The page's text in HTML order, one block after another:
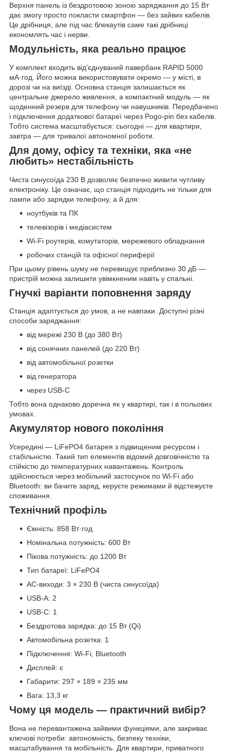
Верхня панель із бездротовою зоною заряджання до 15 Вт
дає змогу просто покласти смартфон — без зайвих кабелів.
Це дрібниця, але під час блекаутів саме такі дрібниці
економлять час і нерви.
Модульність, яка реально працює
У комплект входить від’єднуваний павербанк RAPID 5000
мА·год. Його можна використовувати окремо — у місті, в
дорозі чи на виїзді. Основна станція залишається як
центральне джерело живлення, а компактний модуль — як
щоденний резерв для телефону чи навушників. Передбачено
і підключення додаткової батареї через Pogo-pin без кабелів.
Тобто система масштабується: сьогодні — для квартири,
завтра — для тривалої автономної роботи.
Для дому, офісу та техніки, яка «не
любить» нестабільність
Чиста синусоїда 230 В дозволяє безпечно живити чутливу
електроніку. Це означає, що станція підходить не тільки для
лампи або зарядки телефону, а й для:
ноутбуків та ПК
телевізорів і медіасистем
Wi-Fi роутерів, комутаторів, мережевого обладнання
робочих станцій та офісної периферії
При цьому рівень шуму не перевищує приблизно 30 дБ —
пристрій можна залишити увімкненим навіть у спальні.
Гнучкі варіанти поповнення заряду
Станція адаптується до умов, а не навпаки. Доступні різні
способи заряджання:
від мережі 230 В (до 380 Вт)
від сонячних панелей (до 220 Вт)
від автомобільної розетки
від генератора
через USB-C
Тобто вона однаково доречна як у квартирі, так і в польових
умовах.
Акумулятор нового покоління
Усередині — LiFePO4 батарея з підвищеним ресурсом і
стабільністю. Такий тип елементів відомий довговічністю та
стійкістю до температурних навантажень. Контроль
здійснюється через мобільний застосунок по Wi-Fi або
Bluetooth: ви бачите заряд, керуєте режимами й відстежуєте
споживання.
Технічний профіль
Ємність: 858 Вт·год
Номінальна потужність: 600 Вт
Пікова потужність: до 1200 Вт
Тип батареї: LiFePO4
AC-виходи: 3 × 230 В (чиста синусоїда)
USB-A: 2
USB-C: 1
Бездротова зарядка: до 15 Вт (Qi)
Автомобільна розетка: 1
Підключення: Wi-Fi, Bluetooth
Дисплей: є
Габарити: 297 × 189 × 235 мм
Вага: 13,3 кг
Чому ця модель — практичний вибір?
Вона не перевантажена зайвими функціями, але закриває
ключові потреби: автономність, безпеку техніки,
масштабування та мобільність. Для квартири, приватного